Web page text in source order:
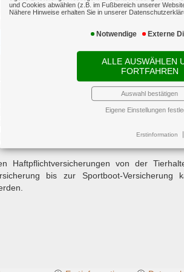
und Cookies abwählen (z.B. im Fußbereich unserer
Nähere Hinweise erhalten Sie in unserer
Notwendige Externe
ALLE AUSWÄHLEN
FORTFAHREN
Auswahl bestätigen
Eigene Einstellungen
Erstinformation
Haftpflichtversicherung ist für Sie und
im Alltag schützt.
stellt die versicherten
Zufall, ein Missgeschick oder fahrlässig
Haftpflichtversicherungen von der
bis zur Sportboot-